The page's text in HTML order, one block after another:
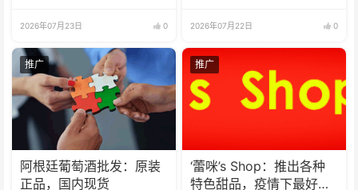
2026年07月23日 0 2026年07月22日 0
推广
阿根廷葡萄酒批发：原装
正品，国内现货
推广
‘蕾咪’s Shop：推出各种
特色甜品，疫情下最好的